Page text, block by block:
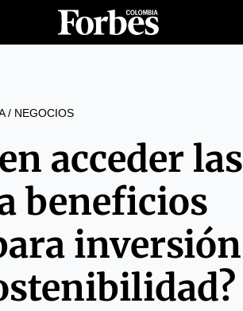
/ NEGOCIOS
acceder las
beneficios
inversión